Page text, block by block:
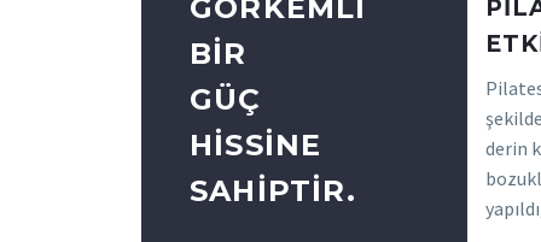
derin
GÖRKEMLI
BIR
GÜÇ
HISSINE
SAHIPTIR.